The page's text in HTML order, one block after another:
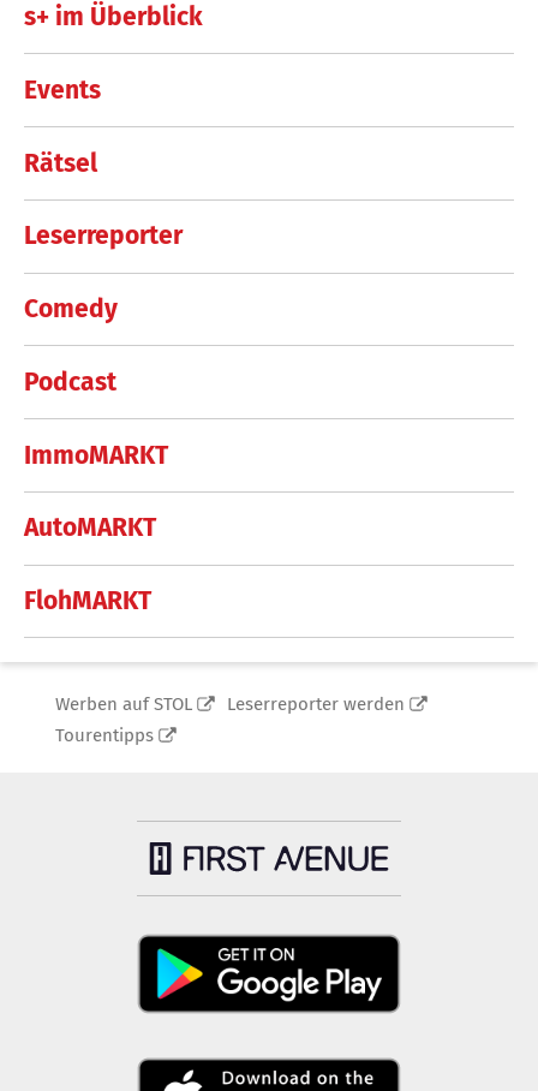
s+ im Überblick
Events
Rätsel
Leserreporter
Comedy
Podcast
ImmoMARKT
AutoMARKT
FlohMARKT
Werben auf STOL
Leserreporter werden
Tourentipps